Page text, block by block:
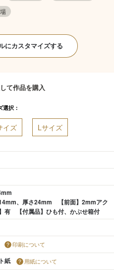
にカスタマイズする
て作品を購入
選択：
イズ Lサイズ
14mm、厚さ24mm 【前面】2mmアク
有 【付属品】ひも付、かぶせ箱付
印刷について
紙 用紙について